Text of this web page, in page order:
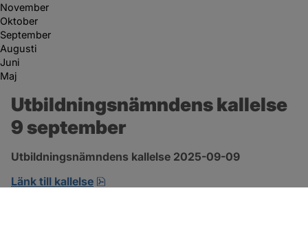
November
Oktober
September
Augusti
Juni
Maj
Utbildningsnämndens kallelse
9 september
Utbildningsnämndens kallelse 2025-09-09
Länk till kallelse